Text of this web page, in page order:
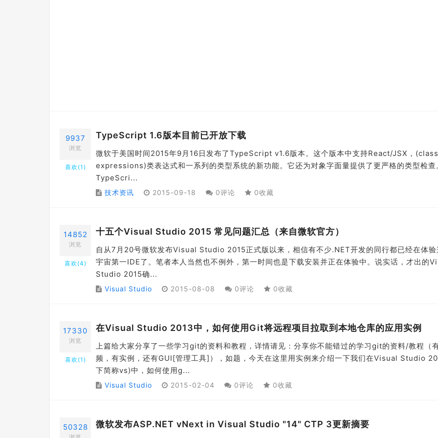
9937
浏览
喜欢(1 )
TypeScript 1.6版本目前已开放下载
微软于美国时间2015年9月16日发布了TypeScript v1.6版本。这个版本中支持React/JSX，(class
expressions)类表达式和一系列的类型系统的新功能。它还为对象字面量提供了更严格的类型检查
TypeScri...
技术资讯 2015-09-18 0评论 0收藏
14852
浏览
喜欢(4)
十五个Visual Studio 2015 常见问题汇总（来自微软官方）
自从7月20号微软发布Visual Studio 2015正式版以来，相信有不少.NET开发的同行都已经在体验
宇宙第一IDE了。笔者本人当然也不例外，第一时间也是下载安装并正在体验中。说实话，才出的
Studio 2015确...
Visual Studio 2015-08-08 0评论 0收藏
17330
浏览
喜欢(1 )
在Visual Studio 2013中，如何使用Git将远程项目拉取到本地仓库的应用实例
上篇给大家分享了一些学习git的资料和教程，详情请见：分享你不能错过的学习git的资料/教程（
频，有实例，还有GUI[管理工具]），如题，今天在这里用实例来介绍一下我们在Visual Studio
下简称vs)中，如何使用g...
Visual Studio 2015-02-04 0评论 0收藏
50328 微软发布ASP.NET vNext in Visual Studio "14" CTP 3更新摘要